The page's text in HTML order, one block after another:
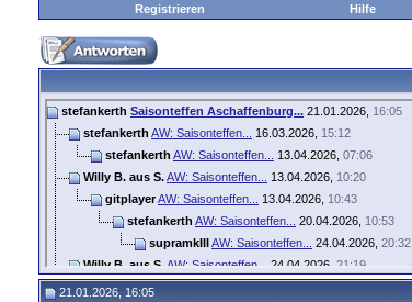
Registrieren
Hilfe
stefankerth Saisonteffen Aschaffenburg... 21.01.2026, 16:05
stefankerth AW: Saisonteffen... 16.03.2026, 15:12
stefankerth AW: Saisonteffen... 13.04.2026, 07:06
Willy B. aus S.AW: Saisonteffen... 13.04.2026, 10:20
gitplayerAW: Saisonteffen... 13.04.2026, 10:43
stefankerth AW: Saisonteffen... 20.04.2026, 10:53
supramkIIIAW: Saisonteffen... 24.04.2026, 20:32
Willy B. aus S. AW: Saisonteffen... 24.04.2026, 21:19
21.01.2026, 16:05